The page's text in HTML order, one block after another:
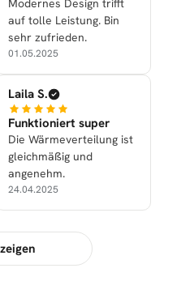
Modernes Design trifft
auf tolle Leistung. Bin
sehr zufrieden.
01.05.2025
Laila S.
Funktioniert super
Die Wärmeverteilung ist
gleichmäßig und
angenehm.
24.04.2025